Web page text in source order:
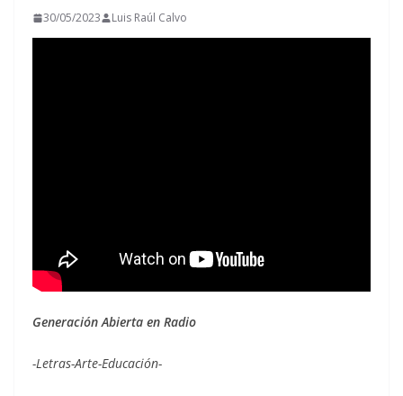
30/05/2023 Luis Raúl Calvo
Generación Abierta en Radio
-Letras-Arte-Educación-